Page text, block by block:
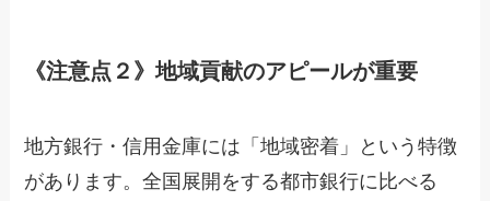
《注意点２》地域貢献のアピールが重要
地方銀行・信用金庫には「地域密着」という特徴
があります。全国展開をする都市銀行に比べる